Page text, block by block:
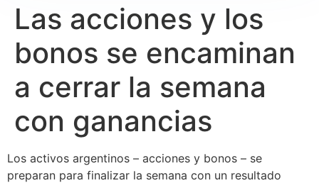
Las acciones y los
bonos se encaminan
a cerrar la semana
con ganancias
Los activos argentinos – acciones y bonos – se
preparan para finalizar la semana con un resultado